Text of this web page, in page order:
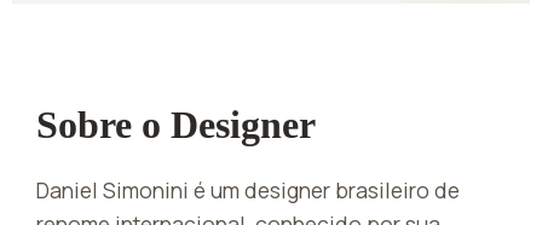
Sobre o Designer
Daniel Simonini é um designer brasileiro de